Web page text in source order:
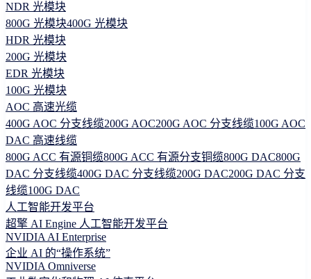
NDR 光模块
800G 光模块400G 光模块
HDR 光模块
200G 光模块
EDR 光模块
100G 光模块
AOC 高速光缆
400G AOC 分支线缆200G AOC200G AOC 分支线缆100G AOC
DAC 高速线缆
800G ACC 有源铜缆800G ACC 有源分支铜缆800G DAC800G
DAC 分支线缆400G DAC 分支线缆200G DAC200G DAC 分支
线缆100G DAC
人工智能开发平台
超擎 AI Engine 人工智能开发平台
NVIDIA AI Enterprise
企业 AI 的“操作系统”
NVIDIA Omniverse